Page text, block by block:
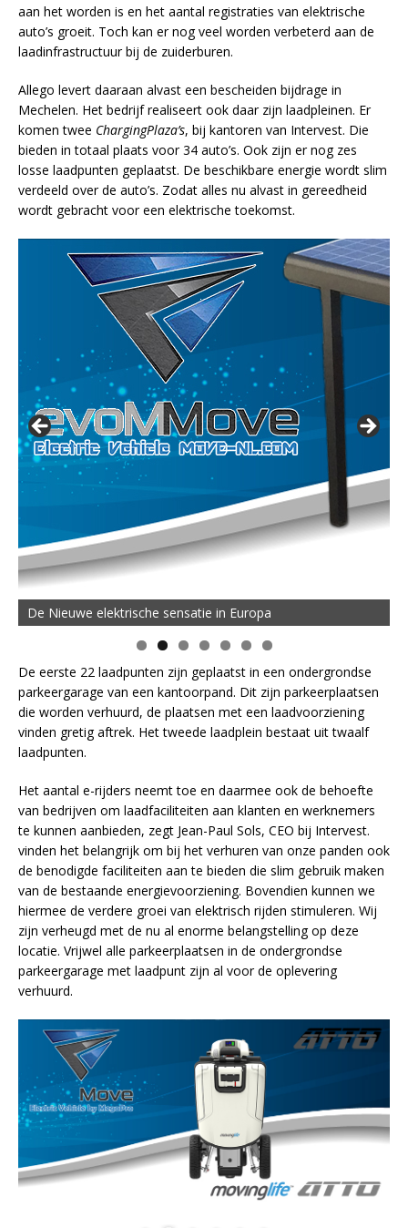
aan het worden is en het aantal registraties van elektrische
auto’s groeit. Toch kan er nog veel worden verbeterd aan de
laadinfrastructuur bij de zuiderburen.
Allego levert daaraan alvast een bescheiden bijdrage in
Mechelen. Het bedrijf realiseert ook daar zijn laadpleinen. Er
komen twee ChargingPlaza’s, bij kantoren van Intervest. Die
bieden in totaal plaats voor 34 auto’s. Ook zijn er nog zes
losse laadpunten geplaatst. De beschikbare energie wordt slim
verdeeld over de auto’s. Zodat alles nu alvast in gereedheid
wordt gebracht voor een elektrische toekomst.
De Nieuwe elektrische sensatie in Europa
De eerste 22 laadpunten zijn geplaatst in een ondergrondse
parkeergarage van een kantoorpand. Dit zijn parkeerplaatsen
die worden verhuurd, de plaatsen met een laadvoorziening
vinden gretig aftrek. Het tweede laadplein bestaat uit twaalf
laadpunten.
Het aantal e-rijders neemt toe en daarmee ook de behoefte
van bedrijven om laadfaciliteiten aan klanten en werknemers
te kunnen aanbieden, zegt Jean-Paul Sols, CEO bij Intervest.
vinden het belangrijk om bij het verhuren van onze panden ook
de benodigde faciliteiten aan te bieden die slim gebruik maken
van de bestaande energievoorziening. Bovendien kunnen we
hiermee de verdere groei van elektrisch rijden stimuleren. Wij
zijn verheugd met de nu al enorme belangstelling op deze
locatie. Vrijwel alle parkeerplaatsen in de ondergrondse
parkeergarage met laadpunt zijn al voor de oplevering
verhuurd.